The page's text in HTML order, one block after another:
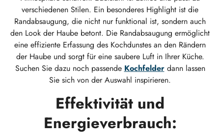
verschiedenen Stilen. Ein besonderes Highlight ist die
Randabsaugung, die nicht nur funktional ist, sondern auch
den Look der Haube betont. Die Randabsaugung ermöglicht
eine effiziente Erfassung des Kochdunstes an den Rändern
der Haube und sorgt für eine saubere Luft in Ihrer Küche.
Suchen Sie dazu noch passende Kochfelderdann lassen
Sie sich von der Auswahl inspirieren.
Effektivität und
Energieverbrauch: